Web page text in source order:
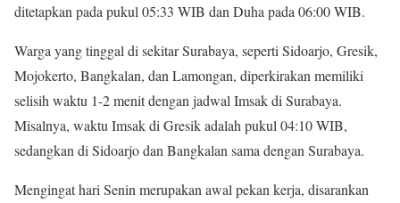
ditetapkan pada pukul 05:33 WIB dan Duha pada 06:00 WIB.
Warga yang tinggal di sekitar Surabaya, seperti Sidoarjo, Gresik,
Mojokerto, Bangkalan, dan Lamongan, diperkirakan memiliki
selisih waktu 1-2 menit dengan jadwal Imsak di Surabaya.
Misalnya, waktu Imsak di Gresik adalah pukul 04:10 WIB,
sedangkan di Sidoarjo dan Bangkalan sama dengan Surabaya.
Mengingat hari Senin merupakan awal pekan kerja, disarankan